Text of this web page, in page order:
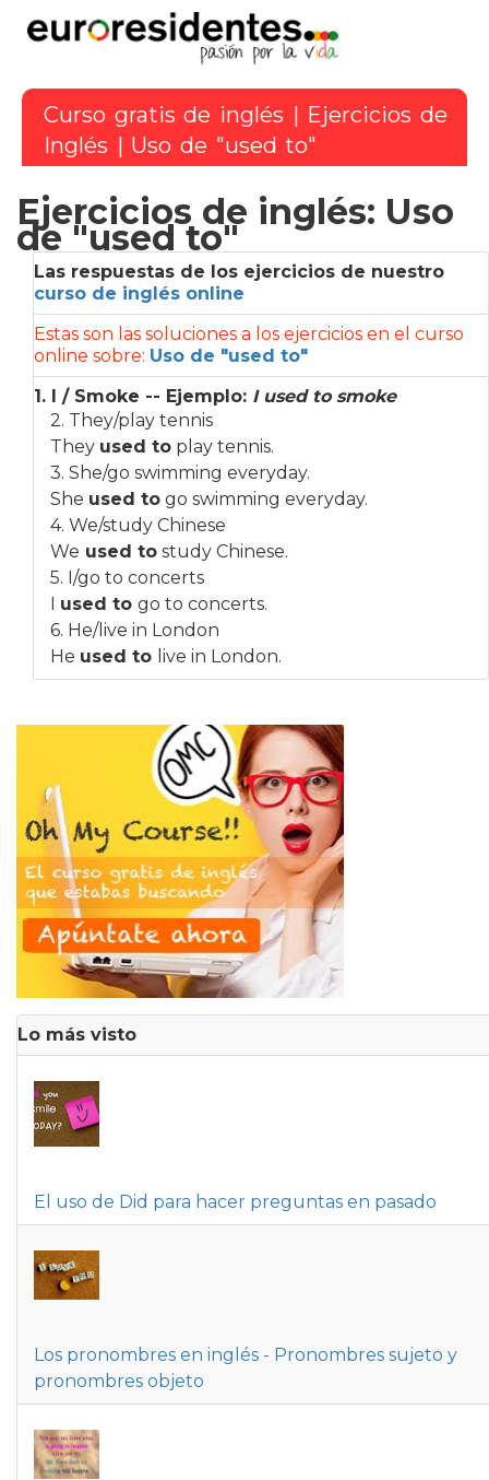
Curso gratis de inglés
Ejercicios de
Inglés
| Uso de "used to"
Ejercicios de inglés: Uso
de "used to"
Las respuestas de los ejercicios de nuestro
curso de inglés online
Estas son las soluciones a los ejercicios en el curso
online sobre: Uso de "used to"
1. I / Smoke -- Ejemplo: I used to smoke
2. They/play tennis
They used to play tennis.
3. She/go swimming everyday.
She used to go swimming everyday.
4. We/study Chinese
We used to study Chinese.
5. I/go to concerts
used to go to concerts.
6. He/live in London
He used to live in London.
Lo más visto
El uso de Did para hacer preguntas en pasado
Los pronombres en inglés - Pronombres sujeto y
pronombres objeto